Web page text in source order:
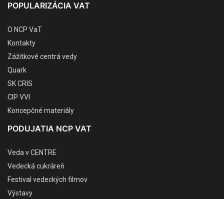
POPULARIZÁCIA VAT
O NCP VaT
Kontakty
Zážitkové centrá vedy
Quark
SK CRIS
CIP VVI
Koncepčné materiály
PODUJATIA NCP VAT
Veda v CENTRE
Vedecká cukráreň
Festival vedeckých filmov
Výstavy